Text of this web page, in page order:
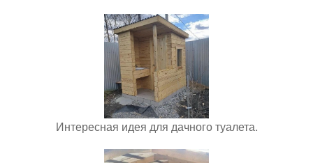
Интересная идея для дачного туалета.